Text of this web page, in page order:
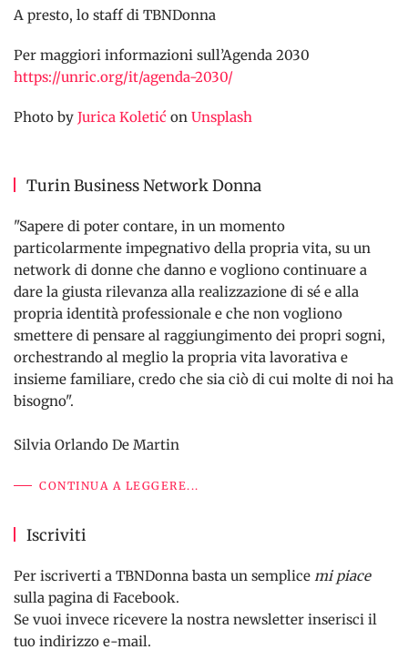
A presto, lo staff di TBNDonna
Per maggiori informazioni sull’Agenda 2030
https://unric.org/it/agenda-2030/
Photo by Jurica Koletić on Unsplash
Turin Business Network Donna
"Sapere di poter contare, in un momento
particolarmente impegnativo della propria vita, su un
network di donne che danno e vogliono continuare a
dare la giusta rilevanza alla realizzazione di sé e alla
propria identità professionale e che non vogliono
smettere di pensare al raggiungimento dei propri sogni,
orchestrando al meglio la propria vita lavorativa e
insieme familiare, credo che sia ciò di cui molte di noi ha
bisogno".
Silvia Orlando De Martin
CONTINUA A LEGGERE...
Iscriviti
Per iscriverti a TBNDonna basta un semplice mi piace
sulla pagina di Facebook.
Se vuoi invece ricevere la nostra newsletter inserisci il
tuo indirizzo e-mail.